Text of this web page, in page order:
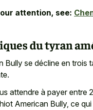
attention, see:
du tyran
Bully se décline en trois
attendre à payer entre
American Bully, ce